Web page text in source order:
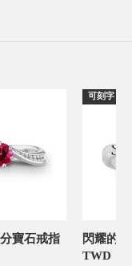
寶石戒指
可刻字
TWD